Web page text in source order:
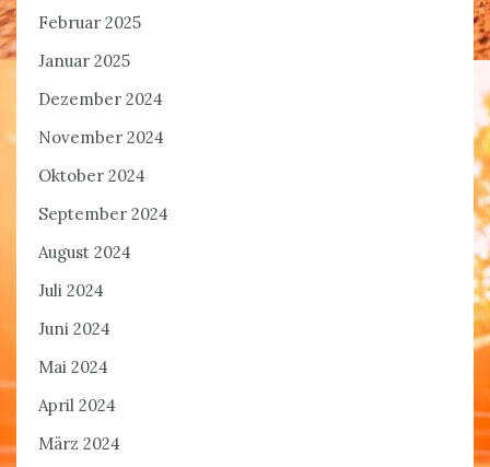
Februar 2025
Januar 2025
Dezember 2024
November 2024
Oktober 2024
September 2024
August 2024
Juli 2024
Juni 2024
Mai 2024
April 2024
März 2024